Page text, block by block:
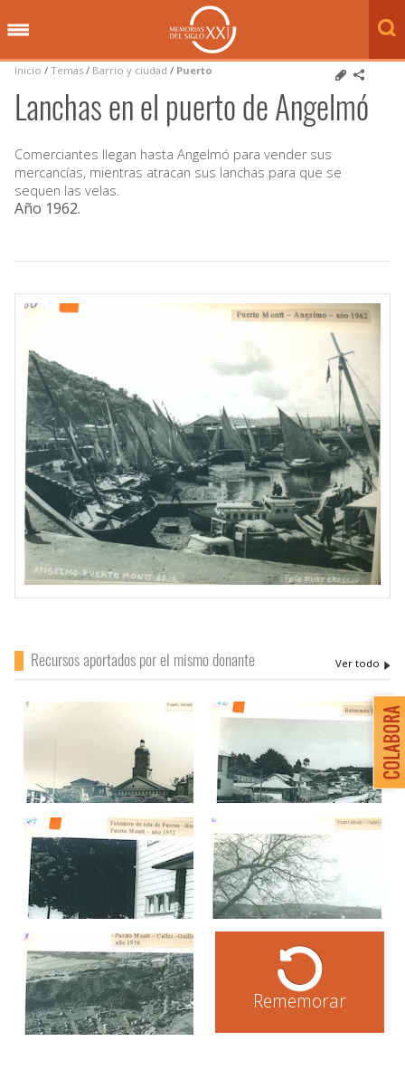
Inicio / Temas / Barrio y ciudad / Puerto
Lanchas en el puerto de Angelmó
Comerciantes llegan hasta Angelmó para vender sus
mercancías, mientras atracan sus lanchas para que se
sequen las velas.
Año 1962.
Recursos aportados por el mismo donante
Rememorar